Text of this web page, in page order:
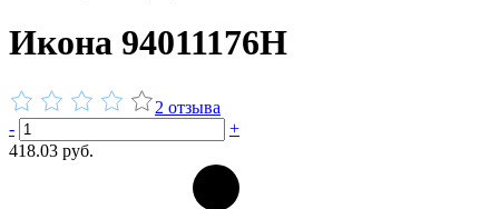
Икона 94011176Н
2 отзыва
-
+
418.03 руб.